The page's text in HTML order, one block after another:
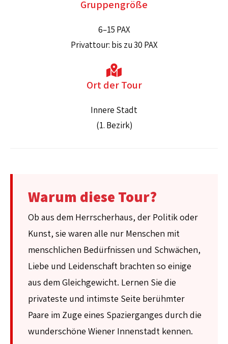
Gruppengröße
6–15 PAX
Privattour: bis zu 30 PAX
Ort der Tour
Innere Stadt
(1. Bezirk)
Warum diese Tour?
Ob aus dem Herrscherhaus, der Politik oder
Kunst, sie waren alle nur Menschen mit
menschlichen Bedürfnissen und Schwächen,
Liebe und Leidenschaft brachten so einige
aus dem Gleichgewicht. Lernen Sie die
privateste und intimste Seite berühmter
Paare im Zuge eines Spazierganges durch die
wunderschöne Wiener Innenstadt kennen.